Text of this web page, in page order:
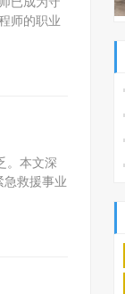
师的职业
。本文深
急救援事业